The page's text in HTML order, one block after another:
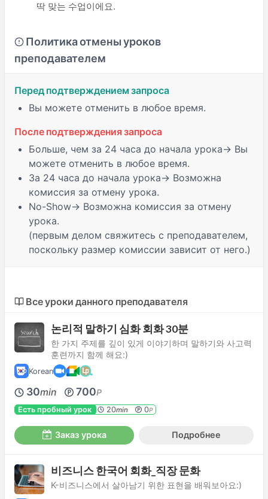
딱 맞는 수업이에요.
Политика отмены уроков
преподавателем
Перед подтверждением запроса
Вы можете отменить в любое время.
После подтверждения запроса
Больше, чем за 24 часа до начала урока→ Вы
можете отменить в любое время.
За 24 часа до начала урока→ Возможна
комиссия за отмену урока.
No-Show→ Возможна комиссия за отмену
урока.
(первым делом свяжитесь с преподавателем,
поскольку размер комиссии зависит от него.)
Все уроки данного преподавателя
논리적 말하기 심화 회화 30분
한 가지 주제를 깊이 있게 이야기하며 말하기와 사고력
훈련까지 함께 해요:)
Korean
30min 700P
Есть пробный урок 20min 0P
Заказ урока Подробнее
비즈니스 한국어 회화_직장 문화
K-비즈니스에서 살아남기 위한 표현을 배워보아요:)